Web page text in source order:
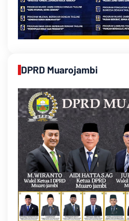
DPRD Muarojambi